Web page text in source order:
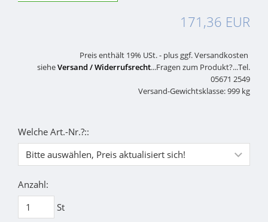
171,36 EUR
Preis enthält 19% USt. - plus ggf. Versandkosten
sieheVersand / Widerrufsrecht...Fragen zum Produkt?...Tel.
05671 2549
Versand-Gewichtsklasse: 999 kg
Welche Art.-Nr.?::
Anzahl:
St